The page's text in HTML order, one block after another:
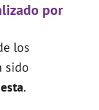
por
los
sido
.